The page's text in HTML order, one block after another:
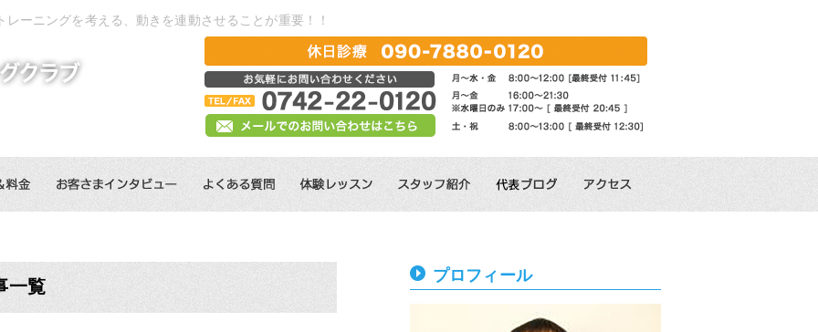
ーニングを考える、動きを連動させることが重要！！
一覧
プロフィール